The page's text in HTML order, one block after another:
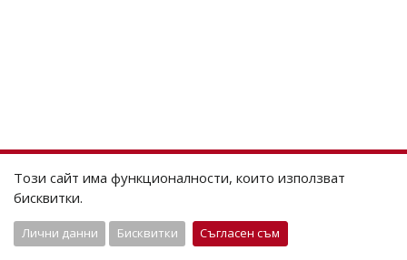
Този сайт има функционалности, които използват
бисквитки.
Лични данни Бисквитки Съгласен съм